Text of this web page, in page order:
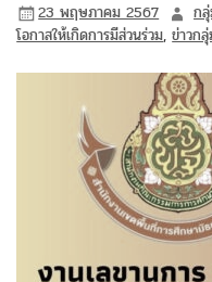
23 พฤษภาคม 2567 ก
โอกาสให้เกิดการมีส่วนร่วม,ข่าวก